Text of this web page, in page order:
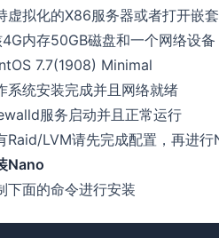
虚拟化的X86服务器或者打开嵌
内存50GB磁盘和一个网络设备
7.7(1908) Minimal
系统安装完成并且网络就绪
服务启动并且正常运行
Raid/LVM请先完成配置，再进行
Nano
下面的命令进行安装